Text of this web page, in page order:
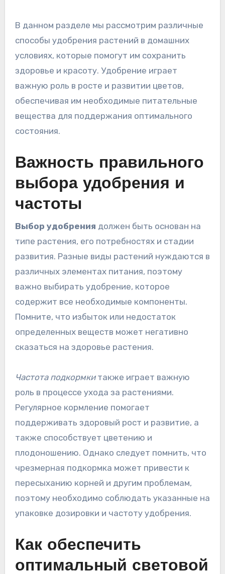
В данном разделе мы рассмотрим различные
способы удобрения растений в домашних
условиях, которые помогут им сохранить
здоровье и красоту. Удобрение играет
важную роль в росте и развитии цветов,
обеспечивая им необходимые питательные
вещества для поддержания оптимального
состояния.
Важность правильного
выбора удобрения и
частоты
Выбор удобрения должен быть основан на
типе растения, его потребностях и стадии
развития. Разные виды растений нуждаются в
различных элементах питания, поэтому
важно выбирать удобрение, которое
содержит все необходимые компоненты.
Помните, что избыток или недостаток
определенных веществ может негативно
сказаться на здоровье растения.
Частота подкормкитакже играет важную
роль в процессе ухода за растениями.
Регулярное кормление помогает
поддерживать здоровый рост и развитие, а
также способствует цветению и
плодоношению. Однако следует помнить, что
чрезмерная подкормка может привести к
пересыханию корней и другим проблемам,
поэтому необходимо соблюдать указанные на
упаковке дозировки и частоту удобрения.
Как обеспечить
оптимальный световой